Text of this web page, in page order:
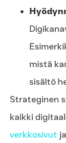
mistä
sisältö
Strateginen
kaikki
verkkosivut